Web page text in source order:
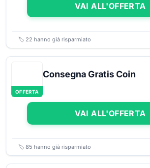
VAI ALL'OFFERTA
🏷️ 22 hanno già risparmiato
OFFERTA
Consegna Gratis Coin
VAI ALL'OFFERTA
🏷️ 85 hanno già risparmiato